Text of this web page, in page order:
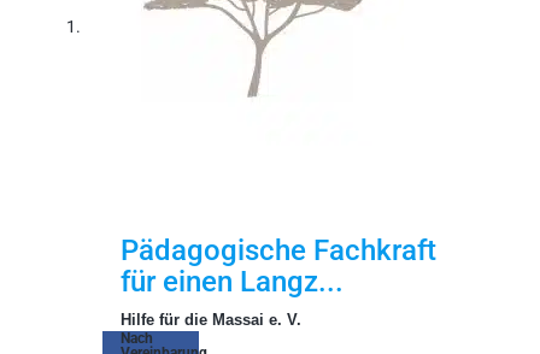
Pädagogische Fachkraft
für einen Langz...
Hilfe für die Massai e. V.
Nach